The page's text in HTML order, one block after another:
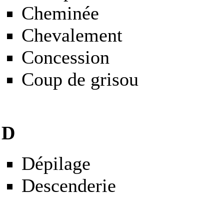
Cheminée
Chevalement
Concession
Coup de grisou
D
Dépilage
Descenderie